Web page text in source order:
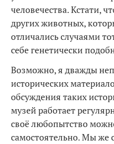
человечества. Кстати,
других животных,
отличались случаями
себе генетически
Возможно, я дважды
исторических
обсуждения таких
музей работает
своё любопытство
самостоятельно. Мы